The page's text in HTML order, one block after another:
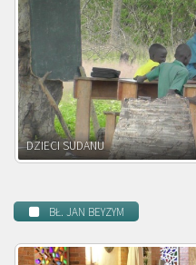
DZIECI ZAMBII
BŁ. JAN BEYZYM